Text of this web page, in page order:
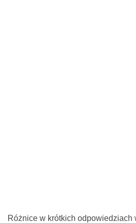
Różnice w krótkich odpowiedziach